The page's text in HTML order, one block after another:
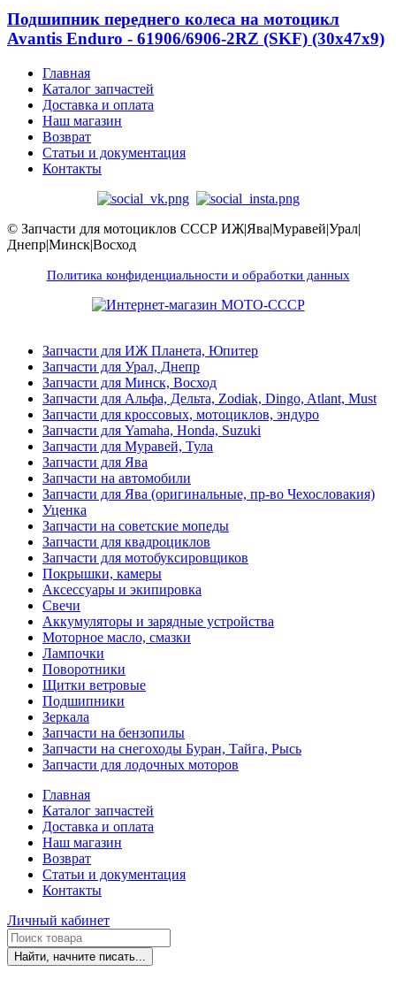
Подшипник переднего колеса на мотоцикл
Avantis Enduro - 61906/6906-2RZ (SKF) (30x47x9)
Главная
Каталог запчастей
Доставка и оплата
Наш магазин
Возврат
Статьи и документация
Контакты
© Запчасти для мотоциклов СССР ИЖ|Ява|Муравей|Урал|
Днепр|Минск|Восход
Политика конфиденциальности и обработки данных
Запчасти для ИЖ Планета, Юпитер
Запчасти для Урал, Днепр
Запчасти для Минск, Восход
Запчасти для Альфа, Дельта, Zodiak, Dingo, Atlant, Must
Запчасти для кроссовых, мотоциклов, эндуро
Запчасти для Yamaha, Honda, Suzuki
Запчасти для Муравей, Тула
Запчасти для Ява
Запчасти на автомобили
Запчасти для Ява (оригинальные, пр-во Чехословакия)
Уценка
Запчасти на советские мопеды
Запчасти для квадроциклов
Запчасти для мотобуксировщиков
Покрышки, камеры
Аксессуары и экипировка
Свечи
Аккумуляторы и зарядные устройства
Моторное масло, смазки
Лампочки
Поворотники
Щитки ветровые
Подшипники
Зеркала
Запчасти на бензопилы
Запчасти на снегоходы Буран, Тайга, Рысь
Запчасти для лодочных моторов
Главная
Каталог запчастей
Доставка и оплата
Наш магазин
Возврат
Статьи и документация
Контакты
Личный кабинет
Найти, начните писать...